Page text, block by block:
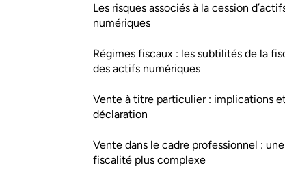
Les risques associés à la cession
numériques
Régimes fiscaux : les subtilités de la
des actifs numériques
Vente à titre particulier : implications
déclaration
Vente dans le cadre professionnel : une
fiscalité plus complexe